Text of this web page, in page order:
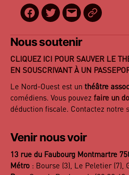
Facebook
Twitter
E-
mail
Nous soutenir
CLIQUEZ ICI POUR SAUVER LE
EN SOUSCRIVANT À UN
Le Nord-Ouest est un théâtre
comédiens. Vous pouvez faire un
déduction fiscale. Contactez notre
Venir nous voir
13 rue du Faubourg Montmartre
Métro : Bourse (3), Le Peletier (7),